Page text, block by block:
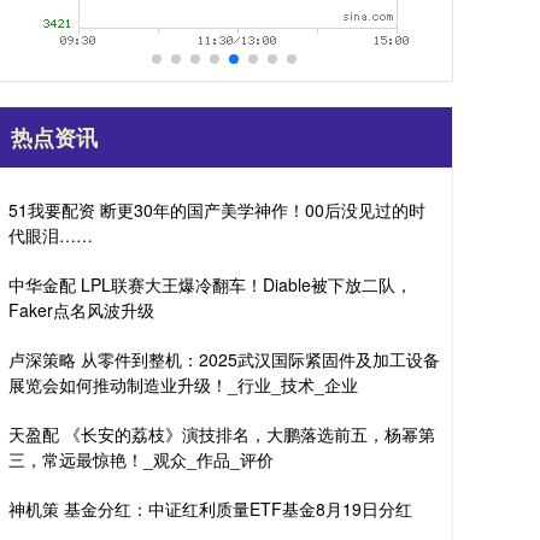
热点资讯
51我要配资 断更30年的国产美学神作！00后没见过的时
代眼泪……
中华金配 LPL联赛大王爆冷翻车！Diable被下放二队，
Faker点名风波升级
卢深策略 从零件到整机：2025武汉国际紧固件及加工设备
展览会如何推动制造业升级！_行业_技术_企业
天盈配 《长安的荔枝》演技排名，大鹏落选前五，杨幂第
三，常远最惊艳！_观众_作品_评价
神机策 基金分红：中证红利质量ETF基金8月19日分红